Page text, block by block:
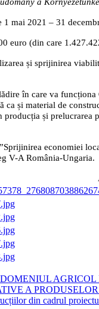
1 mai 2021 – 31
euro (din care
și sprijinirea
în care va
ca și material de
și prelucrarea
economiei
V-A România-Ungaria.
AGRICOL
A PRODUSELOR
din cadrul